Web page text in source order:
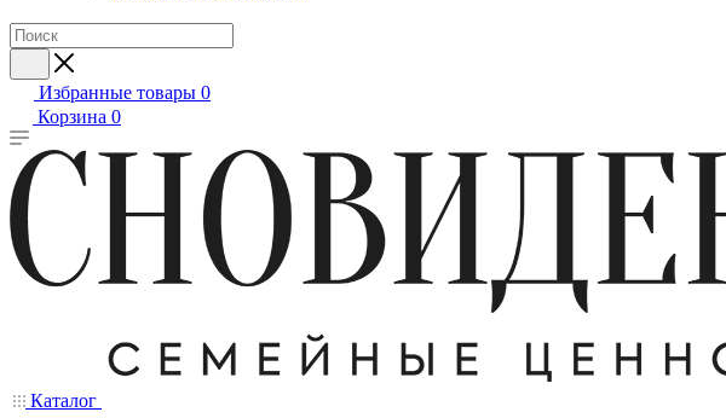
Избранные товары 0
Корзина 0
Каталог